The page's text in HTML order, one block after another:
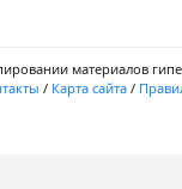
материалов
/ Карта сайта /